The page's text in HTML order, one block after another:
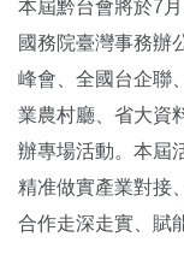
本屆黔台會將於7
國務院臺灣事務辦
峰會、全國台企聯
業農村廳、省大資
辦專場活動。本屆
精准做實產業對接
合作走深走實、賦